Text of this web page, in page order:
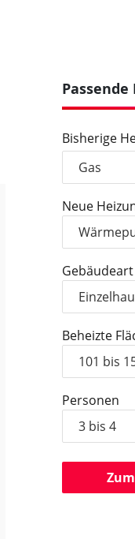
Bisherige
Neue
Gebäudeart
Beheizte
Personen